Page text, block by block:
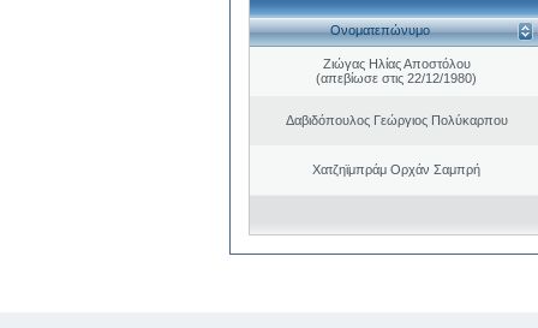
Ονοματεπώνυμο
Ζιώγας Ηλίας Αποστόλου
(απεβίωσε στις 22/12/1980)
Δαβιδόπουλος Γεώργιος Πολύκαρπου
Χατζηϊμπράμ Ορχάν Σαμπρή